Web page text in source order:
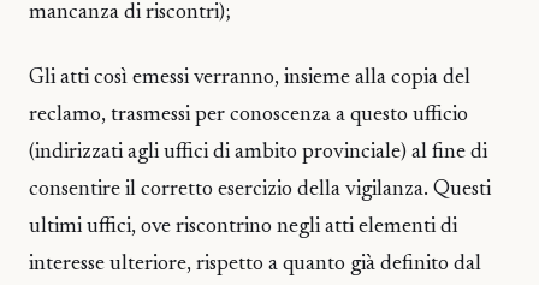
mancanza di riscontri);
Gli atti così emessi verranno, insieme alla copia del
reclamo, trasmessi per conoscenza a questo ufficio
(indirizzati agli uffici di ambito provinciale) al fine di
consentire il corretto esercizio della vigilanza. Questi
ultimi uffici, ove riscontrino negli atti elementi di
interesse ulteriore, rispetto a quanto già definito dal